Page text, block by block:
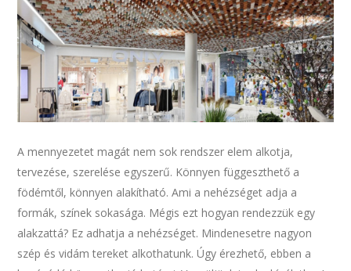
A mennyezetet magát nem sok rendszer elem alkotja,
tervezése, szerelése egyszerű. Könnyen függeszthető a
födémtől, könnyen alakítható. Ami a nehézséget adja a
formák, színek sokasága. Mégis ezt hogyan rendezzük egy
alakzattá? Ez adhatja a nehézséget. Mindenesetre nagyon
szép és vidám tereket alkothatunk. Úgy érezhető, ebben a